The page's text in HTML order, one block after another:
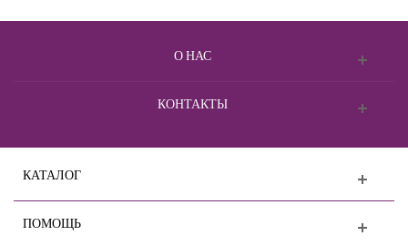
О НАС
КОНТАКТЫ
КАТАЛОГ
ПОМОЩЬ